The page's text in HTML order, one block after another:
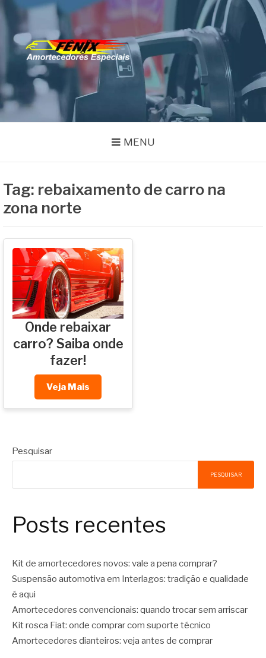
Pular
conteúdo
FENIX
AMORTECEDORES
Especialistas em Remanufatura de Amortecedores
MENU
Tag: rebaixamento de carro na
zona norte
Onde rebaixar
carro? Saiba onde
fazer!
Veja Mais
Pesquisar
PESQUISAR
Posts recentes
Kit de amortecedores novos: vale a pena comprar?
Suspensão automotiva em Interlagos: tradição e qualidade
é aqui
Amortecedores convencionais: quando trocar sem arriscar
Kit rosca Fiat: onde comprar com suporte técnico
Amortecedores dianteiros: veja antes de comprar